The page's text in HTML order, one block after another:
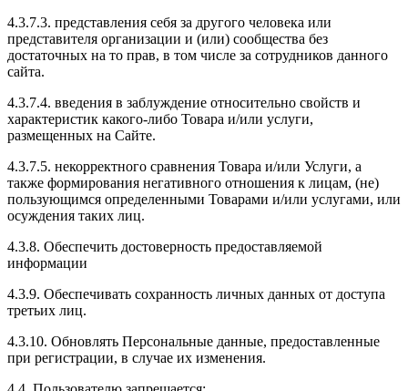
4.3.7.3. представления себя за другого человека или
представителя организации и (или) сообщества без
достаточных на то прав, в том числе за сотрудников данного
сайта.
4.3.7.4. введения в заблуждение относительно свойств и
характеристик какого-либо Товара и/или услуги,
размещенных на Сайте.
4.3.7.5. некорректного сравнения Товара и/или Услуги, а
также формирования негативного отношения к лицам, (не)
пользующимся определенными Товарами и/или услугами, или
осуждения таких лиц.
4.3.8. Обеспечить достоверность предоставляемой
информации
4.3.9. Обеспечивать сохранность личных данных от доступа
третьих лиц.
4.3.10. Обновлять Персональные данные, предоставленные
при регистрации, в случае их изменения.